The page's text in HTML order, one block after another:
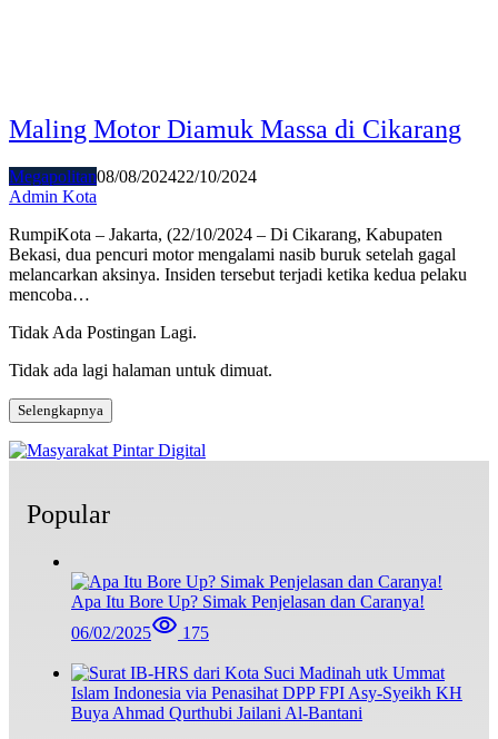
Maling Motor Diamuk Massa di Cikarang
Megapolitan08/08/202422/10/2024
Admin Kota
RumpiKota – Jakarta, (22/10/2024 – Di Cikarang, Kabupaten
Bekasi, dua pencuri motor mengalami nasib buruk setelah gagal
melancarkan aksinya. Insiden tersebut terjadi ketika kedua pelaku
mencoba…
Tidak Ada Postingan Lagi.
Tidak ada lagi halaman untuk dimuat.
Selengkapnya
Popular
Apa Itu Bore Up? Simak Penjelasan dan Caranya!
06/02/2025
175